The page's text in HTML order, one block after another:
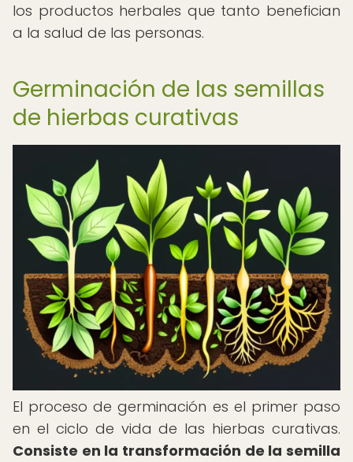
los productos herbales que tanto benefician
a la salud de las personas.
Germinación de las semillas
de hierbas curativas
El proceso de germinación es el primer paso
en el ciclo de vida de las hierbas curativas.
Consiste en la transformación de la semilla